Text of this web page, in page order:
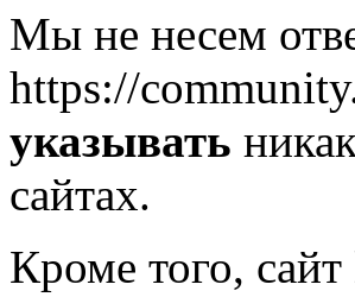
Мы не несем
https://
указывать
сайтах.
Кроме того, сайт